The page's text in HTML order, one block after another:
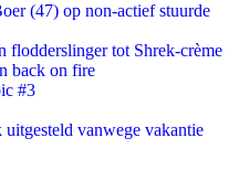
(47) op non-actief stuurde
tot Shrek-crème
back on fire
#3
vanwege vakantie